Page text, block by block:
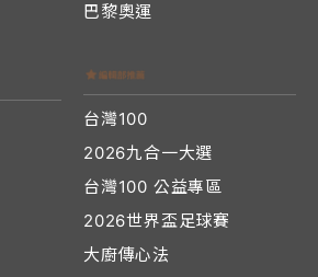
巴黎奧運
台灣100
2026九合一大選
台灣100 公益專區
2026世界盃足球賽
大廚傳心法